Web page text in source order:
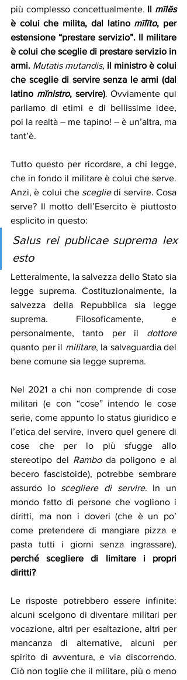
più complesso concettualmente. Il mīlĕs
è colui che milita, dal latino mīlĭto, per
estensione “prestare servizio”. Il militare
è colui che sceglie di prestare servizio in
armi. Mutatis mutandis, il ministro è colui
che sceglie di servire senza le armi (dal
latino mĭnistro, servire). Ovviamente qui
parliamo di etimi e di bellissime idee,
poi la realtà – me tapino! – è un’altra, ma
tant’è.
Tutto questo per ricordare, a chi legge,
che in fondo il militare è colui che serve.
Anzi, è colui che sceglie di servire. Cosa
serve? Il motto dell’Esercito è piuttosto
esplicito in questo:
Salus rei publicae suprema lex
esto
Letteralmente, la salvezza dello Stato sia
legge suprema. Costituzionalmente, la
salvezza della Repubblica sia legge
suprema. Filosoficamente, e
personalmente, tanto per il dottore
quanto per il militare, la salvaguardia del
bene comune sia legge suprema.
Nel 2021 a chi non comprende di cose
militari (e con “cose” intendo le cose
serie, come appunto lo status giuridico e
l’etica del servire, invero quel genere di
cose che per lo più sfugge allo
stereotipo del Rambo da poligono e al
becero fascistoide), potrebbe sembrare
assurdo lo scegliere di servire. In un
mondo fatto di persone che vogliono i
diritti, ma non i doveri (che è un po’
come pretendere di mangiare pizza e
perché scegliere di limitare i propri
diritti?
Le risposte potrebbero essere infinite:
alcuni scelgono di diventare militari per
vocazione, altri per esaltazione, altri per
mancanza di alternative, alcuni per
spirito di avventura, e via discorrendo.
Ciò non toglie che il militare, più o meno